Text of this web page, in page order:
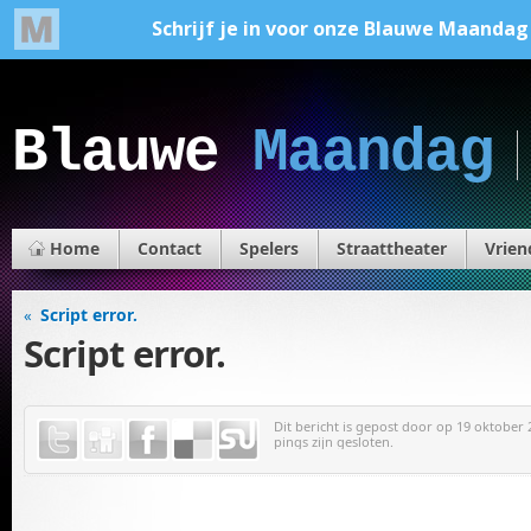
BlauweMaandag
Home Contact Spelers Straattheater
« Script error.
Script error.
Dit bericht is gepost door op 19 oktober
pings zijn gesloten.